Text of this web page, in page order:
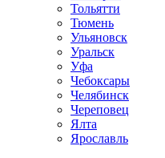
Тольятти
Тюмень
Ульяновск
Уральск
Уфа
Чебоксары
Челябинск
Череповец
Ялта
Ярославль